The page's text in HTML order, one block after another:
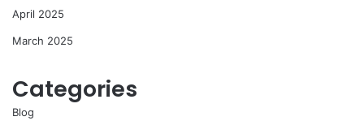
April 2025
March 2025
Categories
Blog